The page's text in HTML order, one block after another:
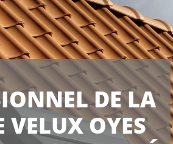
DE LA
VELUX OYES